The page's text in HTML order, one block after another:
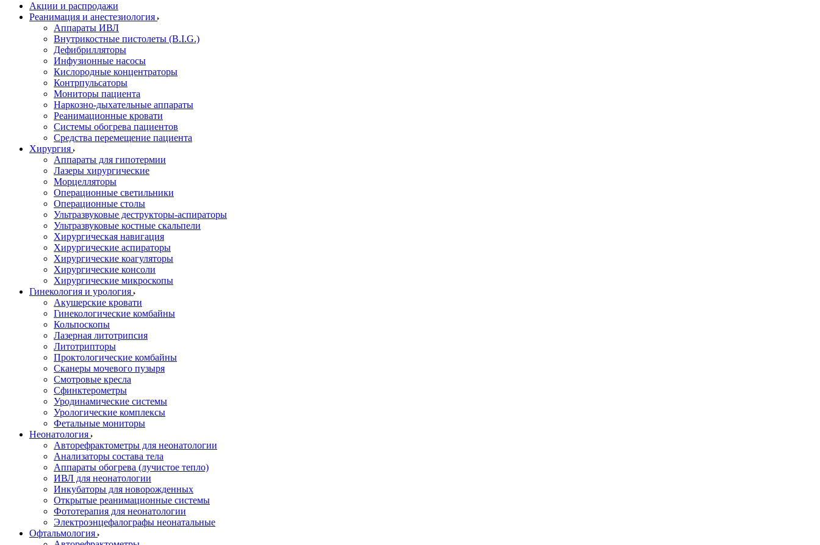
Акции и распродажи
Реанимация и анестезиология
Аппараты ИВЛ
Внутрикостные пистолеты (B.I.G.)
Дефибрилляторы
Инфузионные насосы
Кислородные концентраторы
Контрпульсаторы
Мониторы пациента
Наркозно-дыхательные аппараты
Реанимационные кровати
Системы обогрева пациентов
Средства перемещение пациента
Хирургия
Аппараты для гипотермии
Лазеры хирургические
Морцелляторы
Операционные светильники
Операционные столы
Ультразвуковые деструкторы-аспираторы
Ультразвуковые костные скальпели
Хирургическая навигация
Хирургические аспираторы
Хирургические коагуляторы
Хирургические консоли
Хирургические микроскопы
Гинекология и урология
Акушерские кровати
Гинекологические комбайны
Кольпоскопы
Лазерная литотрипсия
Литотрипторы
Проктологические комбайны
Сканеры мочевого пузыря
Смотровые кресла
Сфинктерометры
Уродинамические системы
Урологические комплексы
Фетальные мониторы
Неонатология
Авторефрактометры для неонатологии
Анализаторы состава тела
Аппараты обогрева (лучистое тепло)
ИВЛ для неонатологии
Инкубаторы для новорожденных
Открытые реанимационные системы
Фототерапия для неонатологии
Электроэнцефалографы неонатальные
Офтальмология